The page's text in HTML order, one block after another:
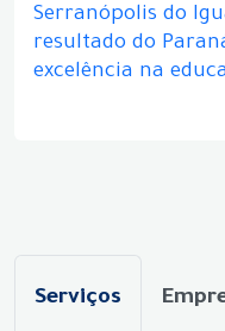
Serranópolis do
resultado do
excelência na
Serviços